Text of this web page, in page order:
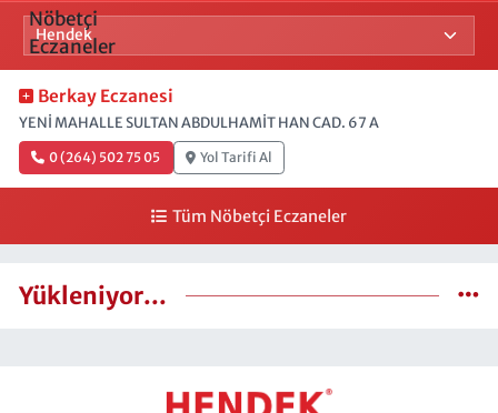
Berkay Eczanesi
YENİ MAHALLE SULTAN ABDULHAMİT HAN CAD. 67 A
0 (264) 502 75 05 Yol Tarifi Al
Tüm Nöbetçi Eczaneler
Yükleniyor...